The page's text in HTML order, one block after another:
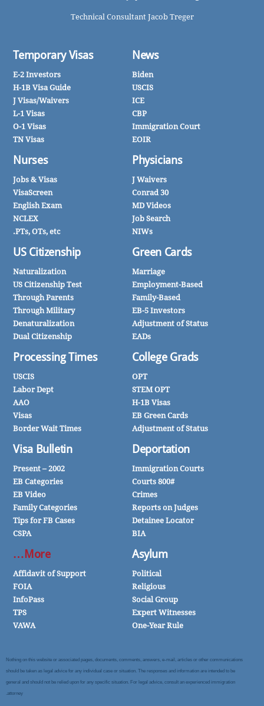
Technical Consultant Jacob Treger
News
Biden
USCIS
ICE
CBP
Immigration Court
EOIR
Physicians
J Waivers
Conrad 30
MD Videos
Job Search
NIWs
Green Cards
Marriage
Employment-Based
Family-Based
EB-5 Investors
Adjustment of Status
EADs
College Grads
OPT
STEM OPT
H-1B Visas
EB Green Cards
Adjustment of Status
Deportation
Immigration Courts
Courts 800#
Crimes
Reports on Judges
Detainee Locator
BIA
Asylum
Political
Religious
Social Group
Expert Witnesses
One-Year Rule
Temporary Visas
E-2 Investors
H-1B Visa Guide
J Visas/Waivers
L-1 Visas
O-1 Visas
TN Visas
Nurses
Jobs & Visas
VisaScreen
English Exam
NCLEX
PTs, OTs, etc.
US Citizenship
Naturalization
US Citizenship Test
Through Parents
Through Military
Denaturalization
Dual Citizenship
Processing Times
USCIS
Labor Dept
AAO
Visas
Border Wait Times
Visa Bulletin
2002 – Present
EB Categories
EB Video
Family Categories
Tips for FB Cases
CSPA
More…
Affidavit of Support
FOIA
InfoPass
TPS
VAWA
Nothing on this website or associated pages, documents, comments, answers, e-mail, articles or other communications
should be taken as legal advice for any individual case or situation. The responses and information are intended to be
general and should not be relied upon for any specific situation. For legal advice, consult an experienced immigration
attorney.